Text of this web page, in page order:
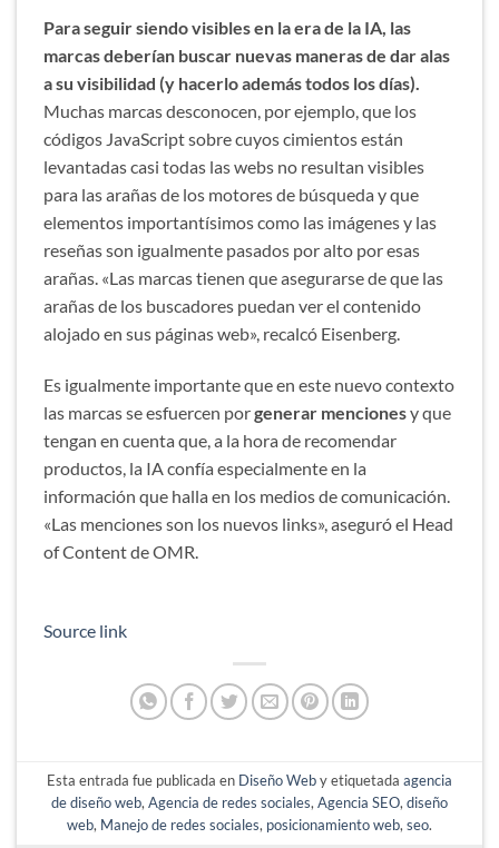
Para seguir siendo visibles en la era de la IA, las
marcas deberían buscar nuevas maneras de dar alas
a su visibilidad (y hacerlo además todos los días).
Muchas marcas desconocen, por ejemplo, que los
códigos JavaScript sobre cuyos cimientos están
levantadas casi todas las webs no resultan visibles
para las arañas de los motores de búsqueda y que
elementos importantísimos como las imágenes y las
reseñas son igualmente pasados por alto por esas
arañas. «Las marcas tienen que asegurarse de que las
arañas de los buscadores puedan ver el contenido
alojado en sus páginas web», recalcó Eisenberg.
Es igualmente importante que en este nuevo contexto
las marcas se esfuercen porgenerar mencionesy que
tengan en cuenta que, a la hora de recomendar
productos, la IA confía especialmente en la
información que halla en los medios de comunicación.
«Las menciones son los nuevos links», aseguró el Head
of Content de OMR.
Source link
Esta entrada fue publicada en Diseño Weby etiquetada agencia
de diseño web,Agencia de redes sociales,Agencia SEO,diseño
web, Manejo de redes sociales, posicionamiento web,seo.